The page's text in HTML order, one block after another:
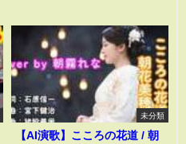
未分類
【AI演歌】こころの花道 / 朝